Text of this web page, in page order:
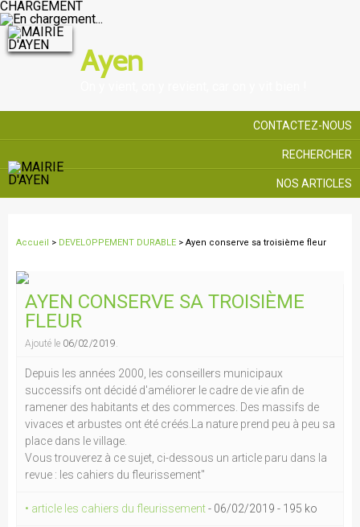
CHARGEMENT
Ayen
CONTACTEZ-NOUS
RECHERCHER
NOS ARTICLES
Accueil > DEVELOPPEMENT DURABLE > Ayen conserve sa troisième fleur
AYEN CONSERVE SA TROISIÈME
FLEUR
Ajouté le 06/02/2019.
Depuis les années 2000, les conseillers municipaux
successifs ont décidé d'améliorer le cadre de vie afin de
ramener des habitants et des commerces. Des massifs de
vivaces et arbustes ont été créés.La nature prend peu à peu sa
place dans le village.
Vous trouverez à ce sujet, ci-dessous un article paru dans la
revue : les cahiers du fleurissement"
• article les cahiers du fleurissement- 06/02/2019 - 195 ko